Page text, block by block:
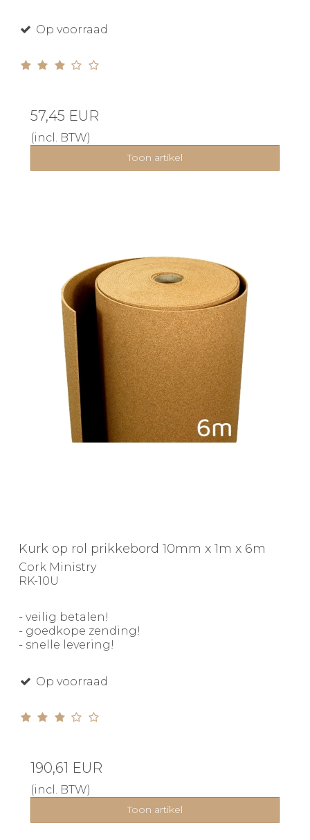
Op voorraad
57,45 EUR
(incl. BTW)
Toon artikel
Kurk op rol prikkebord 10mm x 1m x 6m
Cork Ministry
RK-10U
- veilig betalen!
- goedkope zending!
- snelle levering!
Op voorraad
190,61 EUR
(incl. BTW)
Toon artikel